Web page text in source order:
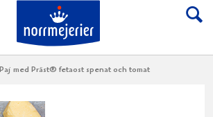
Till Norrmejerier
Paj med Präst® fetaost spenat och tomat